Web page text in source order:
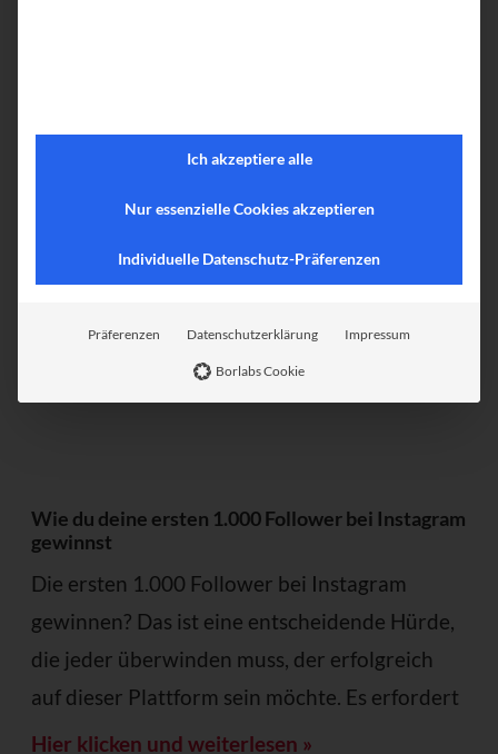
Wie du deine ersten 1.000 Follower bei Instagram
gewinnst
Die ersten 1.000 Follower bei Instagram
gewinnen? Das ist eine entscheidende Hürde,
die jeder überwinden muss, der erfolgreich
auf dieser Plattform sein möchte. Es erfordert
Hier klicken und weiterlesen »
Ich akzeptiere alle
Nur essenzielle Cookies akzeptieren
Individuelle Datenschutz-Präferenzen
Präferenzen Datenschutzerklärung Impressum
Borlabs Cookie